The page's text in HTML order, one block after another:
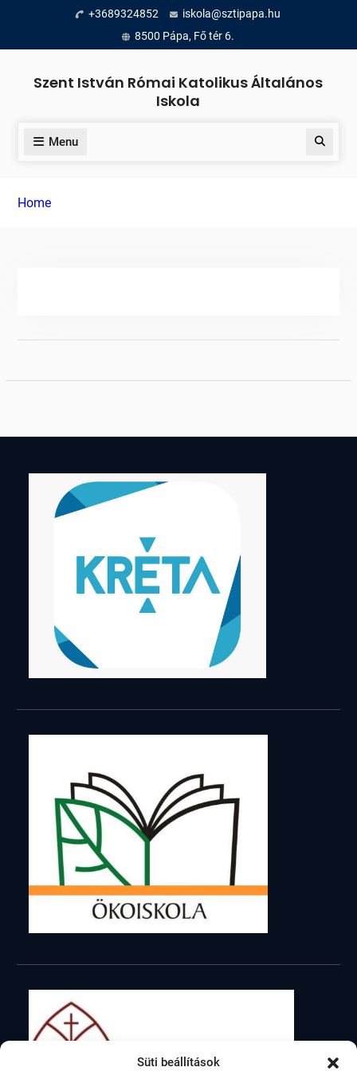
Süti beállítások
content
+3689324852
iskola@sztipapa.hu
8500 Pápa, Fő tér 6.
Szent István Római Katolikus Általános
Iskola
Menu Search
Home